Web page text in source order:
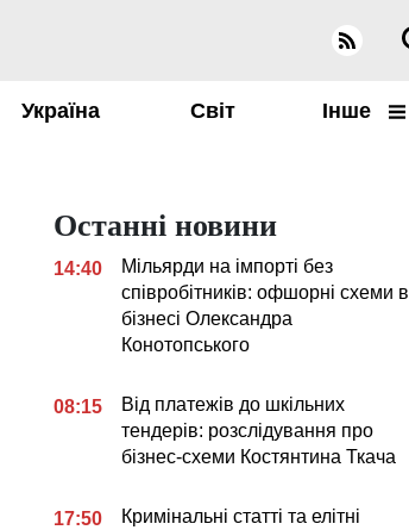
Україна Світ Інше
Останні новини
14:40
Мільярди на імпорті без
співробітників: офшорні схеми в
бізнесі Олександра
Конотопського
08:15
Від платежів до шкільних
тендерів: розслідування про
бізнес-схеми Костянтина Ткача
17:50
Кримінальні статті та елітні